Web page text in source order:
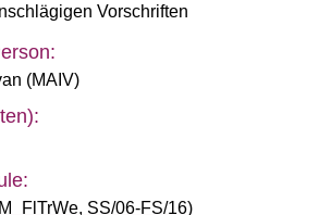
Vorschriften
(MAIV)
SS/06-FS/16)